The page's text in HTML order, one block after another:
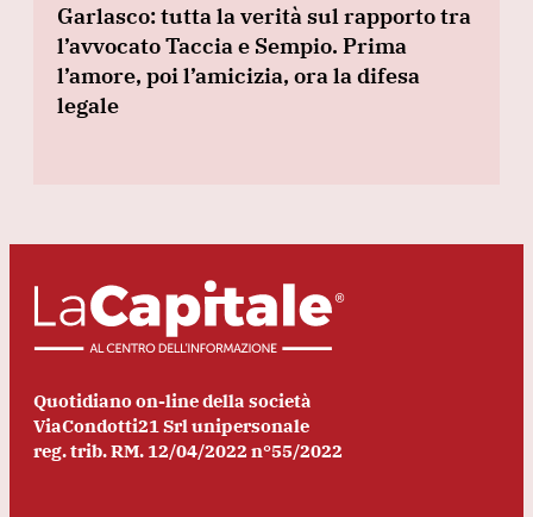
Garlasco: tutta la verità sul rapporto tra
l’avvocato Taccia e Sempio. Prima
l’amore, poi l’amicizia, ora la difesa
legale
Quotidiano on-line della società
ViaCondotti21 Srl unipersonale
reg. trib. RM. 12/04/2022 n°55/2022